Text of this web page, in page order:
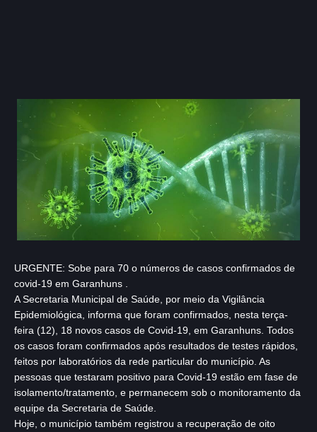
URGENTE: Sobe para 70 o números de casos confirmados de
covid-19 em Garanhuns .
A Secretaria Municipal de Saúde, por meio da Vigilância
Epidemiológica, informa que foram confirmados, nesta terça-
feira (12), 18 novos casos de Covid-19, em Garanhuns. Todos
os casos foram confirmados após resultados de testes rápidos,
feitos por laboratórios da rede particular do município. As
pessoas que testaram positivo para Covid-19 estão em fase de
isolamento/tratamento, e permanecem sob o monitoramento da
equipe da Secretaria de Saúde.
Hoje, o município também registrou a recuperação de oito